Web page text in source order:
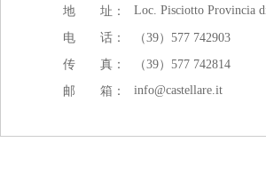
地 址：
Loc. Pisciotto Provincia
电 话：
（39）577 742903
传 真：
（39）577 742814
邮 箱：
info@castellare.it